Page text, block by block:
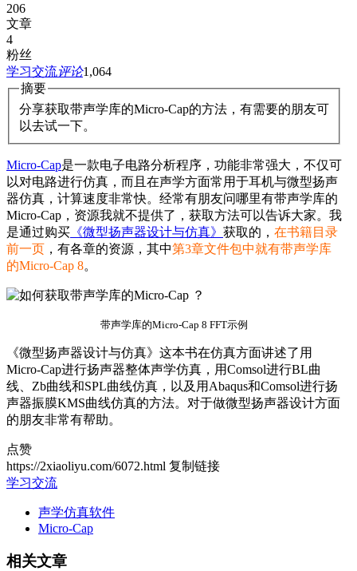
206
文章
4
粉丝
学习交流评论1,064
摘要
分享获取带声学库的Micro-Cap的方法，有需要的朋友可
以去试一下。
Micro-Cap是一款电子电路分析程序，功能非常强大，不仅可
以对电路进行仿真，而且在声学方面常用于耳机与微型扬声
器仿真，计算速度非常快。经常有朋友问哪里有带声学库的
Micro-Cap，资源我就不提供了，获取方法可以告诉大家。我
是通过购买 《微型扬声器设计与仿真》 获取的， 在书籍目录
前一页 ，有各章的资源，其中第3章文件包中就有带声学库
的Micro-Cap 8。
带声学库的Micro-Cap 8 FFT示例
《微型扬声器设计与仿真》这本书在仿真方面讲述了用
Micro-Cap进行扬声器整体声学仿真，用Comsol进行BL曲
线、Zb曲线和SPL曲线仿真，以及用Abaqus和Comsol进行扬
声器振膜KMS曲线仿真的方法。对于做微型扬声器设计方面
的朋友非常有帮助。
点赞
https://2xiaoliyu.com/6072.html 复制链接
学习交流
声学仿真软件
Micro-Cap
相关文章